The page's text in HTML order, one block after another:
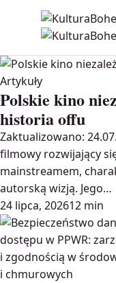
Artykuły
Polskie kino
historia offu
Zaktualizowano:
filmowy rozwijający
mainstreamem,
autorską wizją. Jego…
24 lipca, 202612 min